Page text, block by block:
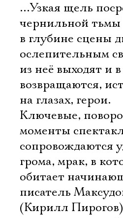
…Узкая щель
чернильной тьмы
в глубине сцены
ослепительным
из неё выходят и
возвращаются,
на глазах, герои.
Ключевые,
моменты
сопровождаются
грома, мрак, в
обитает
писатель
(Кирилл